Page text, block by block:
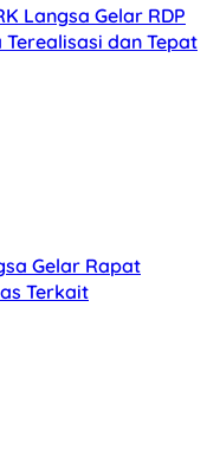
Langsa Gelar RDP
dan Tepat
Gelar Rapat
Terkait